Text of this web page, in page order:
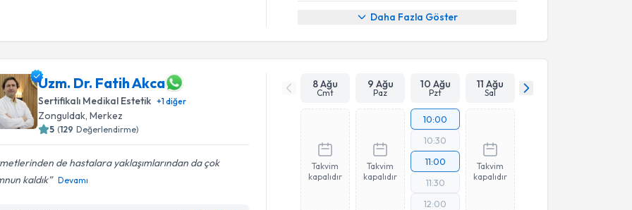
Daha Fazla Göster
Uzm. Dr. Fatih Akca
Sertifikalı Medikal Estetik +1diğer
Zonguldak,Merkez
5 (129 Değerlendirme)
de hastalara yaklaşımlarından da çok
kaldık
Devamı
8 Ağu
Cmt
9 Ağu
Paz
10 Ağu
Pzt
11 Ağu
Sal
Takvim
kapalıdır
Takvim
kapalıdır
10:00
10:30
11:00
11:30
12:00
Takvim
kapalıdır